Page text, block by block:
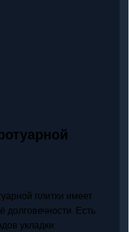
плитки имеет
долговечности. Есть
укладки: